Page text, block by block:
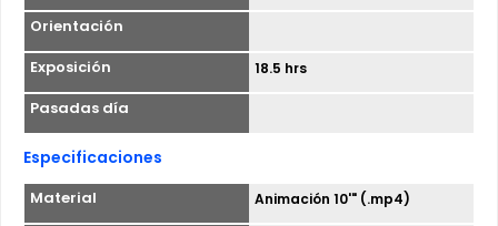
LEONES
Orientación
Exposición
18.5 hrs
Pasadas día
Especificaciones
Material Animación 10'" (.mp4)